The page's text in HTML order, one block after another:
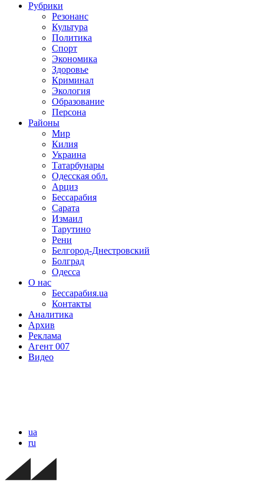
Рубрики
Резонанс
Культура
Политика
Спорт
Экономика
Здоровье
Криминал
Экология
Образование
Персона
Районы
Мир
Килия
Украина
Татарбунары
Одесская обл.
Арциз
Бессарабия
Сарата
Измаил
Тарутино
Рени
Белгород-Днестровский
Болград
Одесса
О нас
Бессарабия.ua
Контакты
Аналитика
Архив
Реклама
Агент 007
Видео
ua
ru